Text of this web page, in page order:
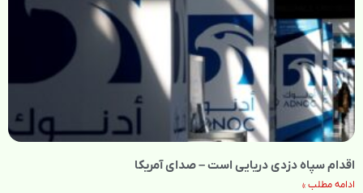
اقدام سپاه دزدی دریایی است – صدای آمریکا
ادامه مطلب »